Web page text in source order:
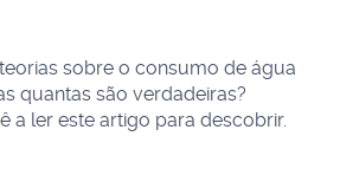
sobre o consumo de água
quantas são verdadeiras?
a ler este artigo para descobrir.